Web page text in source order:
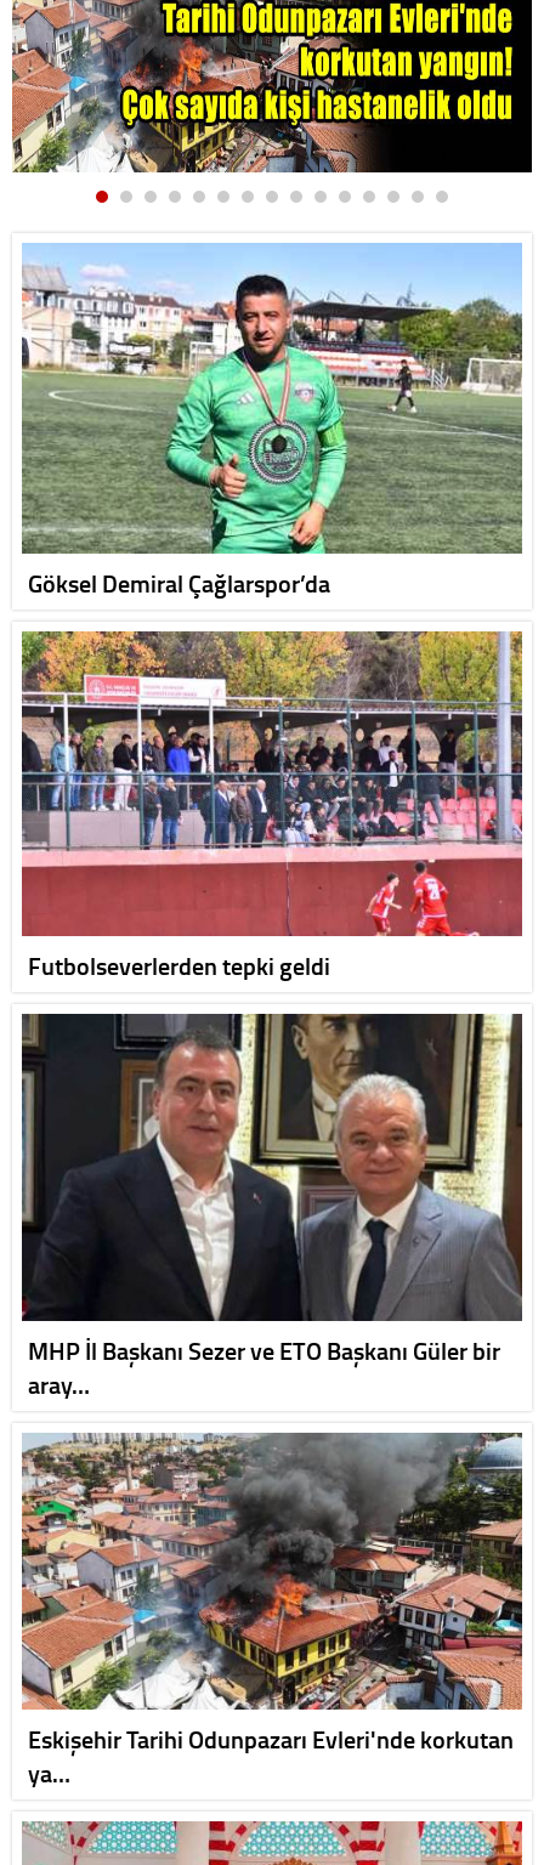
Göksel Demiral Çağlarspor’da
Futbolseverlerden tepki geldi
MHP İl Başkanı Sezer ve ETO Başkanı Güler bir
aray…
Eskişehir Tarihi Odunpazarı Evleri'nde korkutan
ya…